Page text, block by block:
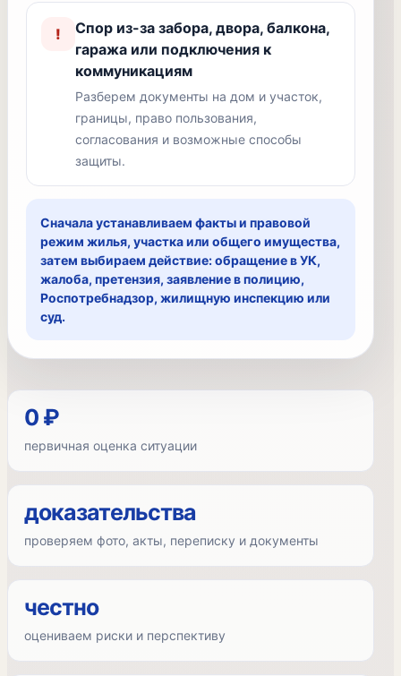
!
Спор из-за забора, двора, балкона,
гаража или подключения к
коммуникациям
Разберем документы на дом и участок,
границы, право пользования,
согласования и возможные способы
защиты.
Сначала устанавливаем факты и правовой
режим жилья, участка или общего имущества,
затем выбираем действие: обращение в УК,
жалоба, претензия, заявление в полицию,
Роспотребнадзор, жилищную инспекцию или
суд.
0 ₽
первичная оценка ситуации
доказательства
проверяем фото, акты, переписку и документы
честно
оцениваем риски и перспективу